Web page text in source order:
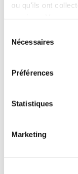
ou qu'ils ont
Nécessaires
Préférences
Statistiques
Marketing
DÉFENSE
MBDA signe
renforcer le
la Pologne